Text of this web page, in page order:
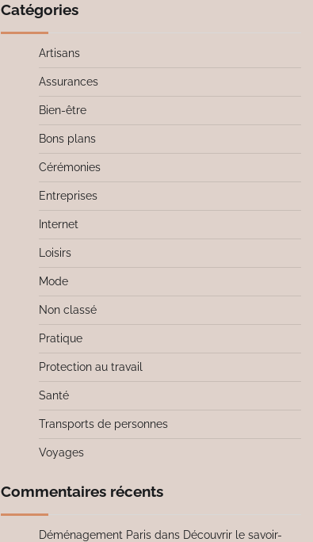
Catégories
Artisans
Assurances
Bien-être
Bons plans
Cérémonies
Entreprises
Internet
Loisirs
Mode
Non classé
Pratique
Protection au travail
Santé
Transports de personnes
Voyages
Commentaires récents
Déménagement Parisdans Découvrir le savoir-